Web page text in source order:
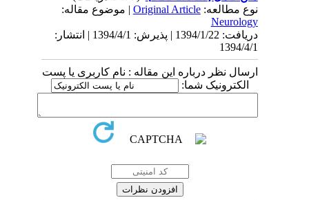
نوع مطالعه:Original Article| موضوع مقاله:
Neurology
دریافت: 1394/1/22 | پذیرش: 1394/4/1 | انتشار:
1394/4/1
ارسال نظر درباره این مقاله : نام کاربری یا پست
الکترونیک شما: